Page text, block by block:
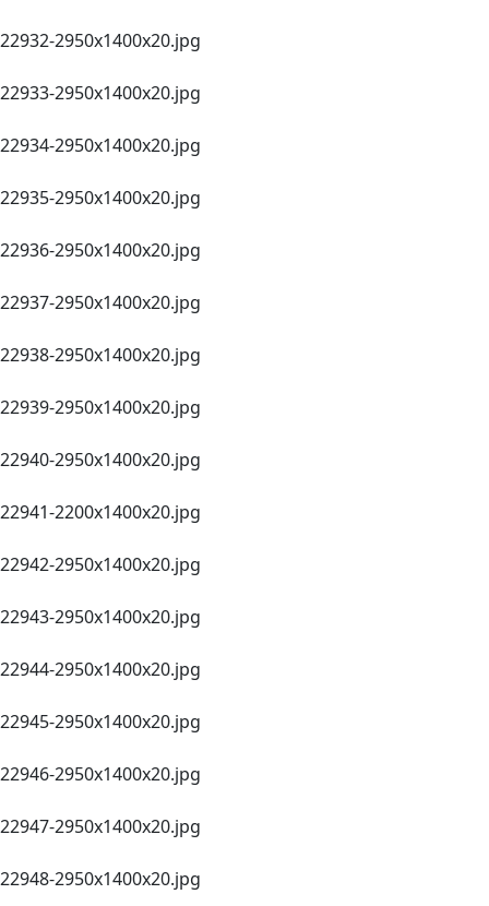
22932-2950х1400x20.jpg
22933-2950х1400x20.jpg
22934-2950х1400x20.jpg
22935-2950х1400x20.jpg
22936-2950х1400x20.jpg
22937-2950х1400x20.jpg
22938-2950х1400x20.jpg
22939-2950х1400x20.jpg
22940-2950х1400x20.jpg
22941-2200х1400x20.jpg
22942-2950х1400x20.jpg
22943-2950х1400x20.jpg
22944-2950х1400x20.jpg
22945-2950х1400x20.jpg
22946-2950х1400x20.jpg
22947-2950х1400x20.jpg
22948-2950х1400x20.jpg